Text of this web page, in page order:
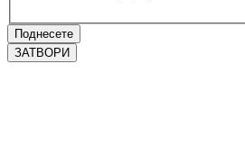
Поднесете
ЗАТВОРИ